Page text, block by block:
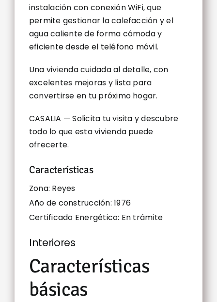
instalación con conexión WiFi, que
permite gestionar la calefacción y el
agua caliente de forma cómoda y
eficiente desde el teléfono móvil.
Una vivienda cuidada al detalle, con
excelentes mejoras y lista para
convertirse en tu próximo hogar.
CASALIA — Solicita tu visita y descubre
todo lo que esta vivienda puede
ofrecerte.
Características
Zona: Reyes
Año de construcción: 1976
Certificado Energético: En trámite
Interiores
Características
básicas